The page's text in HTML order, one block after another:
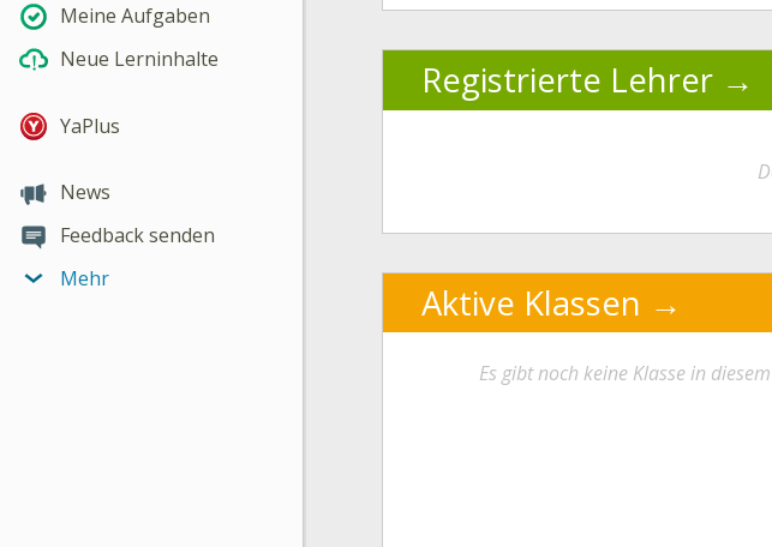
Meine Aufgaben
Neue Lerninhalte
YaPlus
News
Feedback senden
Mehr
Registrierte Lehrer
Aktive Klassen
Es gibt noch keine Klasse in